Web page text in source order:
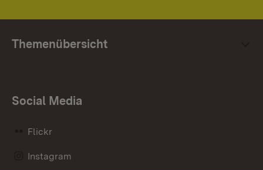
Themenübersicht
Social Media
Flickr
Instagram